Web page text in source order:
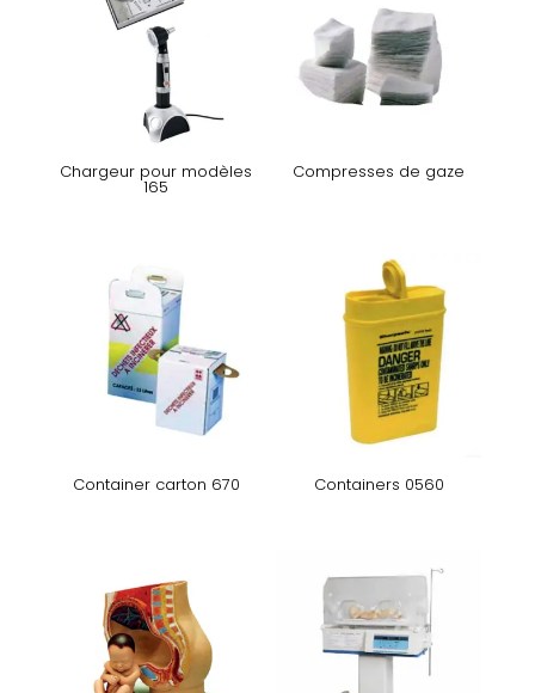
Chargeur pour modèles
165
Compresses de gaze
Container carton 670 Containers 0560